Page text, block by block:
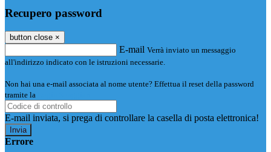
Recupero password
button close ×
E-mail Verrà inviato un messaggio
all'indirizzo indicato con le istruzioni necessarie.
Non hai una e-mail associata al nome utente? Effettua il reset della password
tramite la
E-mail inviata, si prega di controllare la casella di posta elettronica!
Errore